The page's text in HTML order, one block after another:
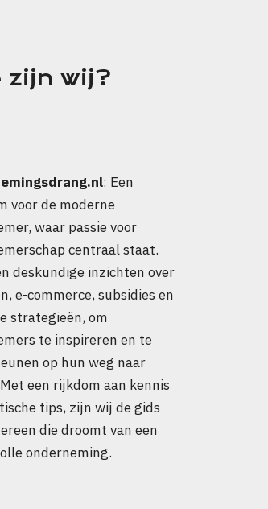
zijn wij?
: Een
voor de moderne
waar passie voor
centraal staat.
deskundige inzichten over
e-commerce, subsidies en
strategieën, om
te inspireren en te
op hun weg naar
een rijkdom aan kennis
tips, zijn wij de gids
die droomt van een
onderneming.